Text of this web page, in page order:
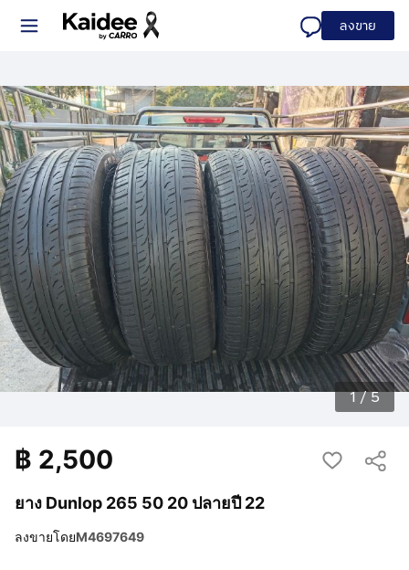
ลงขาย
1/5
ยาง Dunlop 265 50 20 ปลายปี 22
฿ 2,500
ลงขายโดยM4697649